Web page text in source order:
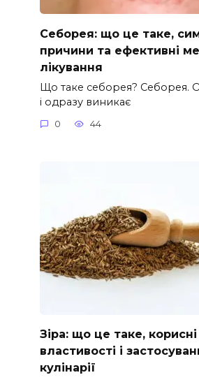
Себорея: що це таке,
причини та ефективні
лікування
Що таке себорея? Себорея.
і одразу виникає
0 44
Зіра: що це таке, корисні
властивості і
кулінарії